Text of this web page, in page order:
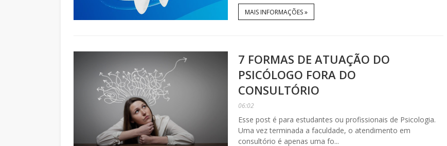
MAIS INFORMAÇÕES »
7 FORMAS DE ATUAÇÃO DO
PSICÓLOGO FORA DO
CONSULTÓRIO
06:02
Esse post é para estudantes ou profissionais de Psicologia.
Uma vez terminada a faculdade, o atendimento em
consultório é apenas uma fo...